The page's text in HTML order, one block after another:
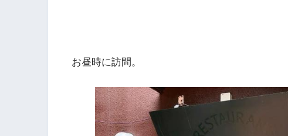
お昼時に訪問。